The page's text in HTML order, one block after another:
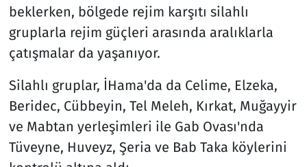
beklerken, bölgede rejim karşıtı silahlı
gruplarla rejim güçleri arasında aralıklarla
çatışmalar da yaşanıyor.
Silahlı gruplar, İHama'da da Celime, Elzeka,
Beridec, Cübbeyin, Tel Meleh, Kırkat, Muğayyir
ve Mabtan yerleşimleri ile Gab Ovası'nda
Tüveyne, Huveyz, Şeria ve Bab Taka köylerini